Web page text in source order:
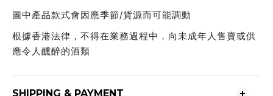
圖中產品款式會因應季節/貨源而可能調動
根據香港法律，不得在業務過程中，向未成年人售賣或供
應令人醺醉的酒類
SHIPPING & PAYMENT